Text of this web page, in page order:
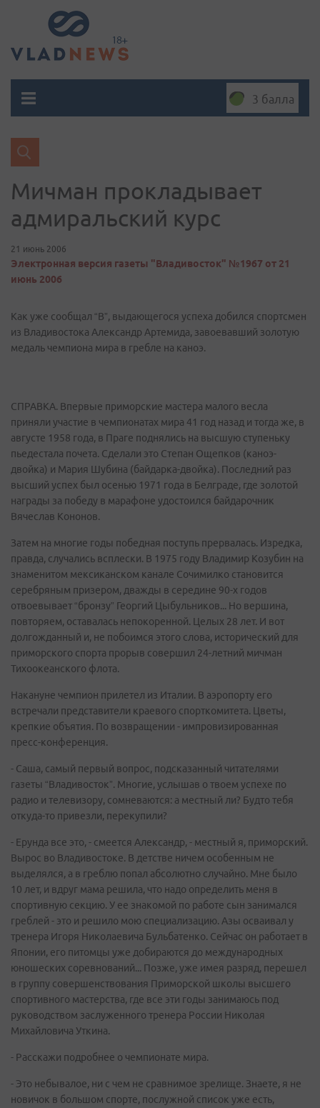
3 балла
Мичман прокладывает
адмиральский курс
21 июнь 2006
Электронная версия газеты "Владивосток" №1967 от 21
июнь 2006
Как уже сообщал “В”, выдающегося успеха добился спортсмен
из Владивостока Александр Артемида, завоевавший золотую
медаль чемпиона мира в гребле на каноэ.
СПРАВКА. Впервые приморские мастера малого весла
приняли участие в чемпионатах мира 41 год назад и тогда же, в
августе 1958 года, в Праге поднялись на высшую ступеньку
пьедестала почета. Сделали это Степан Ощепков (каноэ-
двойка) и Мария Шубина (байдарка-двойка). Последний раз
высший успех был осенью 1971 года в Белграде, где золотой
награды за победу в марафоне удостоился байдарочник
Вячеслав Кононов.
Затем на многие годы победная поступь прервалась. Изредка,
правда, случались всплески. В 1975 году Владимир Козубин на
знаменитом мексиканском канале Сочимилко становится
серебряным призером, дважды в середине 90-х годов
отвоевывает “бронзу” Георгий Цыбульников... Но вершина,
повторяем, оставалась непокоренной. Целых 28 лет. И вот
долгожданный и, не побоимся этого слова, исторический для
приморского спорта прорыв совершил 24-летний мичман
Тихоокеанского флота.
Накануне чемпион прилетел из Италии. В аэропорту его
встречали представители краевого спорткомитета. Цветы,
крепкие объятия. По возвращении - импровизированная
пресс-конференция.
- Саша, самый первый вопрос, подсказанный читателями
газеты “Владивосток”. Многие, услышав о твоем успехе по
радио и телевизору, сомневаются: а местный ли? Будто тебя
откуда-то привезли, перекупили?
- Ерунда все это, - смеется Александр, - местный я, приморский.
Вырос во Владивостоке. В детстве ничем особенным не
выделялся, а в греблю попал абсолютно случайно. Мне было
10 лет, и вдруг мама решила, что надо определить меня в
спортивную секцию. У ее знакомой по работе сын занимался
греблей - это и решило мою специализацию. Азы осваивал у
тренера Игоря Николаевича Бульбатенко. Сейчас он работает в
Японии, его питомцы уже добираются до международных
юношеских соревнований... Позже, уже имея разряд, перешел
в группу совершенствования Приморской школы высшего
спортивного мастерства, где все эти годы занимаюсь под
руководством заслуженного тренера России Николая
Михайловича Уткина.
- Расскажи подробнее о чемпионате мира.
- Это небывалое, ни с чем не сравнимое зрелище. Знаете, я не
новичок в большом спорте, послужной список уже есть,